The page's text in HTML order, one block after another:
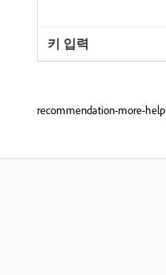
recommendation-more-help